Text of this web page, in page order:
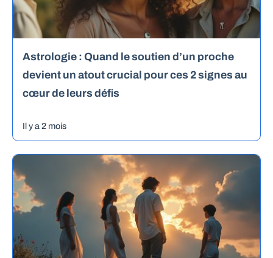
Astrologie : Quand le soutien d’un proche
devient un atout crucial pour ces 2 signes au
cœur de leurs défis
Il y a 2 mois